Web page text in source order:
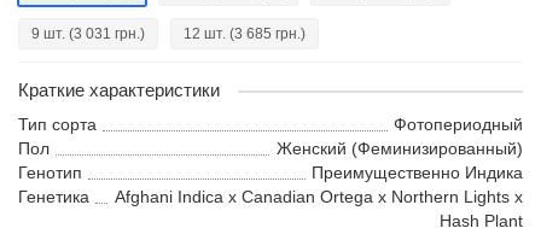
9 шт. (3 031 грн.) 12 шт. (3 685 грн.)
Краткие характеристики
Тип сорта
Фотопериодный
Пол
Женский (Феминизированный)
Генотип
Преимущественно Индика
Генетика
Afghani Indica х Canadian Ortega х Northern Lights х
Hash Plant